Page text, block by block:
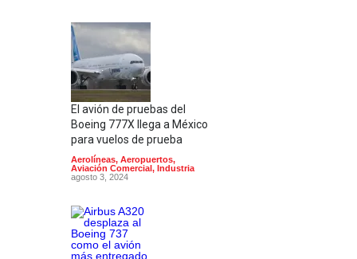
El avión de pruebas del
Boeing 777X llega a México
para vuelos de prueba
Aerolíneas, Aeropuertos,
Aviación Comercial , Industria
agosto 3, 2024